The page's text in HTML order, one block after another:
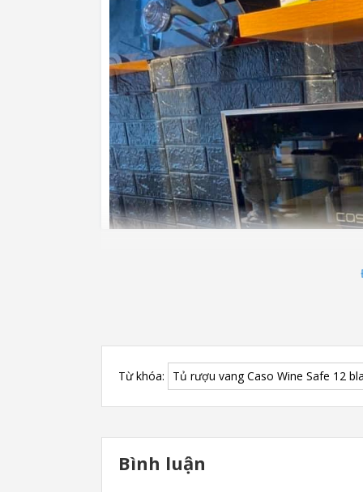
Từ khóa: Tủ rượu vang Caso Wine Safe 12
Bình luận